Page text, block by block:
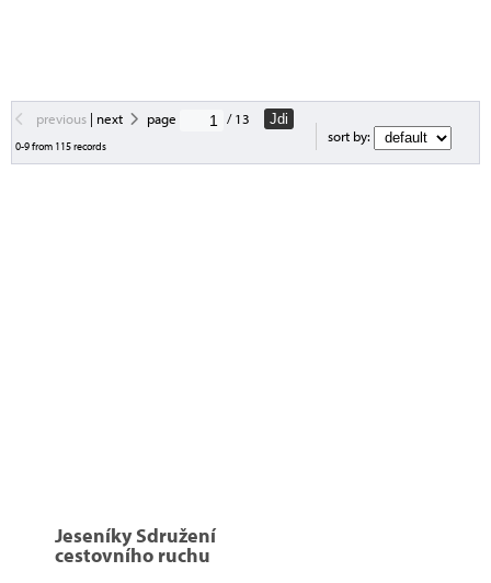
previous| next page / 13 Jdi
0-9 from 115 records
sort by:
Jeseníky Sdružení
cestovního ruchu